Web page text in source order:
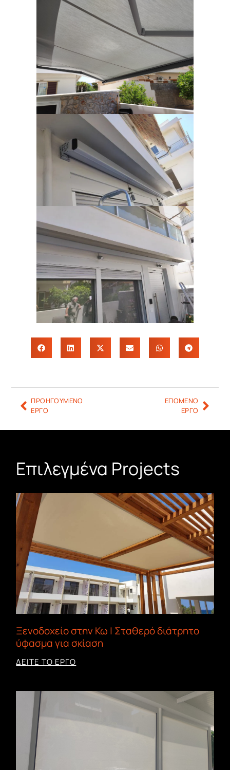
ΠΡΟΗΓΟΥΜΕΝΟ
ΕΡΓΟ
ΕΠΟΜΕΝΟ
ΕΡΓΟ
Επιλεγμένα Projects
Ξενοδοχείο στην Κω | Σταθερό διάτρητο
ύφασμα για σκίαση
ΔΕΙΤΕ ΤΟ ΕΡΓΟ